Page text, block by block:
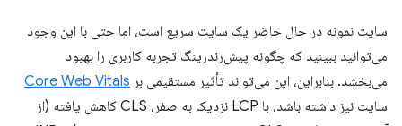
سایت نمونه در حال حاضر یک سایت سریع است، اما حتی با این وجود
می‌توانید ببینید که چگونه پیش‌رندرینگ تجربه کاربری را بهبود
می‌بخشد. بنابراین، این می‌تواند تأثیر مستقیمی بر Core Web Vitals
سایت نیز داشته باشد، با LCP نزدیک به صفر، CLS کاهش یافته (از